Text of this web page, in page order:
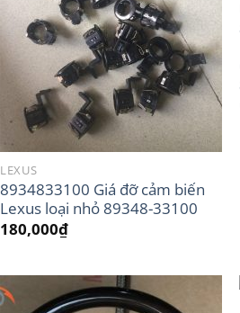
LEXUS
8934833100 Giá đỡ cảm biến
Lexus loại nhỏ 89348-33100
180,000₫